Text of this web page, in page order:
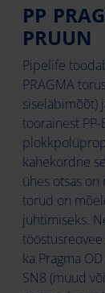
PP
PRUUN
Pipelife
PRAGMA
siseläbimõõt)
toorainest PP-
kahekordne
ühes otsas on
torud on
juhtimiseks.
ka Pragma
SN8 (muud